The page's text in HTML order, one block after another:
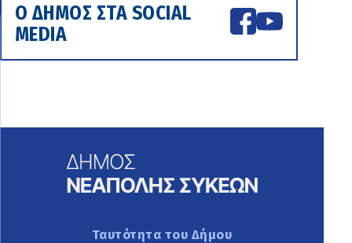
Ο ΔΗΜΟΣ ΣΤΑ SOCIAL
MEDIA
Ταυτότητα του Δήμου